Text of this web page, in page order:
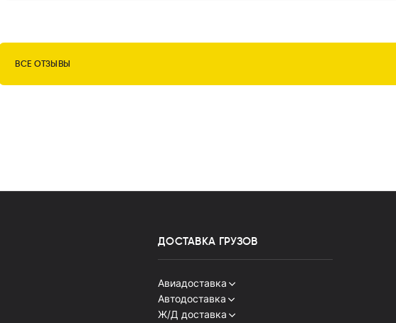
ВСЕ ОТЗЫВЫ
ДОСТАВКА ГРУЗОВ
Авиадоставка
Китай
Индия
Автодоставка
Китай
Ж/Д доставка